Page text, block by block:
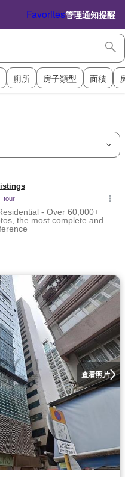
Favorites管理通知提醒
廁所 房子類型 面積
查看照片